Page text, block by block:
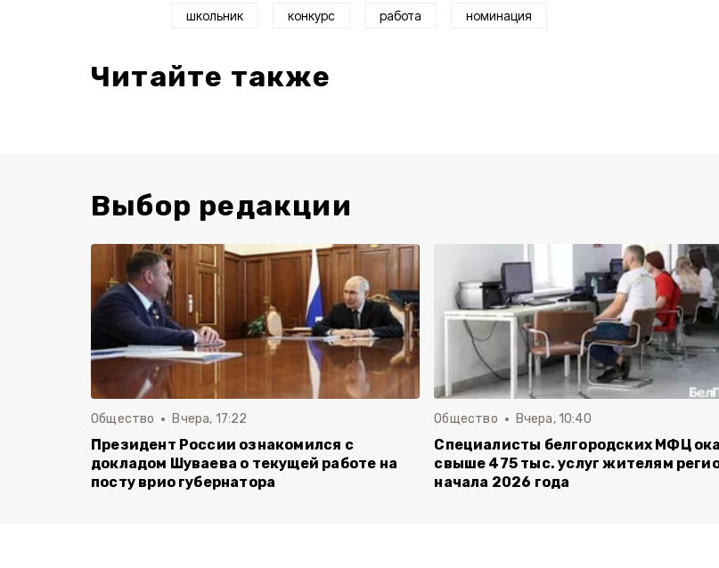
школьник конкурс работа номинация
Читайте также
Выбор редакции
Общество Вчера, 17:22
Президент России ознакомился с
докладом Шуваева о текущей работе на
посту врио губернатора
Общество Вчера, 10:40
Специалисты белгородских МФЦ
свыше 475 тыс. услуг жителям
начала 2026 года